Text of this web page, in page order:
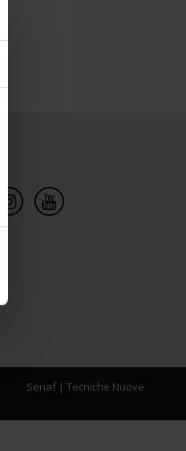
Senaf| Tecniche Nuove